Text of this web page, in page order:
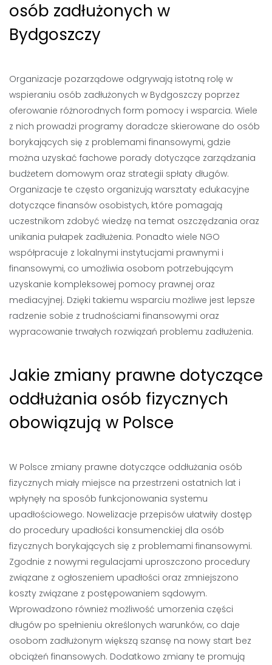
osób zadłużonych w
Bydgoszczy
Organizacje pozarządowe odgrywają istotną rolę w
wspieraniu osób zadłużonych w Bydgoszczy poprzez
oferowanie różnorodnych form pomocy i wsparcia. Wiele
z nich prowadzi programy doradcze skierowane do osób
borykających się z problemami finansowymi, gdzie
można uzyskać fachowe porady dotyczące zarządzania
budżetem domowym oraz strategii spłaty długów.
Organizacje te często organizują warsztaty edukacyjne
dotyczące finansów osobistych, które pomagają
uczestnikom zdobyć wiedzę na temat oszczędzania oraz
unikania pułapek zadłużenia. Ponadto wiele NGO
współpracuje z lokalnymi instytucjami prawnymi i
finansowymi, co umożliwia osobom potrzebującym
uzyskanie kompleksowej pomocy prawnej oraz
mediacyjnej. Dzięki takiemu wsparciu możliwe jest lepsze
radzenie sobie z trudnościami finansowymi oraz
wypracowanie trwałych rozwiązań problemu zadłużenia.
Jakie zmiany prawne dotyczące
oddłużania osób fizycznych
obowiązują w Polsce
W Polsce zmiany prawne dotyczące oddłużania osób
fizycznych miały miejsce na przestrzeni ostatnich lat i
wpłynęły na sposób funkcjonowania systemu
upadłościowego. Nowelizacje przepisów ułatwiły dostęp
do procedury upadłości konsumenckiej dla osób
fizycznych borykających się z problemami finansowymi.
Zgodnie z nowymi regulacjami uproszczono procedury
związane z ogłoszeniem upadłości oraz zmniejszono
koszty związane z postępowaniem sądowym.
Wprowadzono również możliwość umorzenia części
długów po spełnieniu określonych warunków, co daje
osobom zadłużonym większą szansę na nowy start bez
obciążeń finansowych. Dodatkowo zmiany te promują